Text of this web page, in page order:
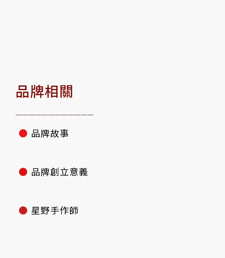
品牌相關
————————————
● 品牌故事
● 品牌創立意義
● 星野手作師